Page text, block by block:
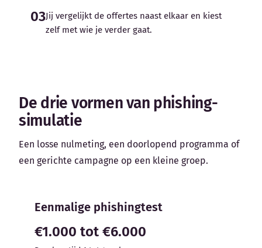
03Jij vergelijkt de offertes naast elkaar en kiest
zelf met wie je verder gaat.
De drie vormen van phishing-
simulatie
Een losse nulmeting, een doorlopend programma of
een gerichte campagne op een kleine groep.
Eenmalige phishingtest
€1.000 tot €6.000